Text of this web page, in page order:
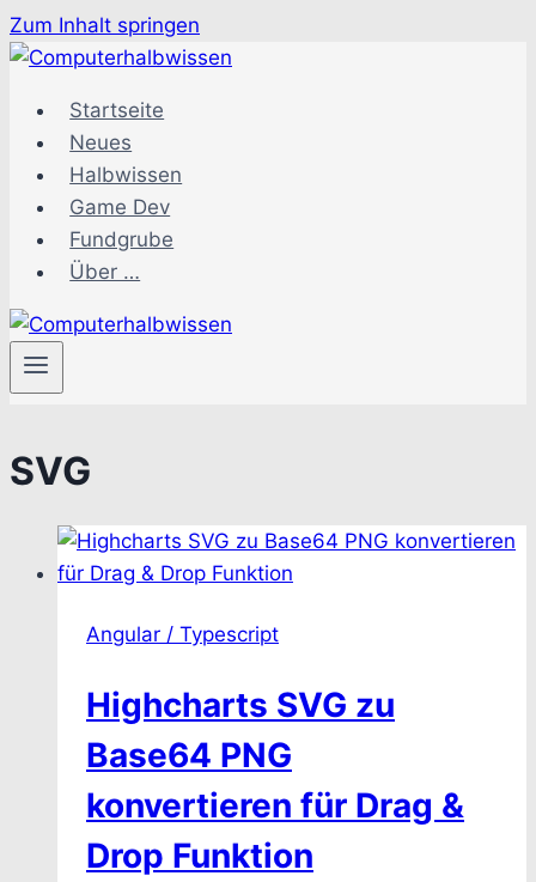
Zum Inhalt springen
Startseite
Neues
Halbwissen
Game Dev
Fundgrube
Über …
SVG
Angular / Typescript
Highcharts SVG zu
Base64 PNG
konvertieren für Drag &
Drop Funktion